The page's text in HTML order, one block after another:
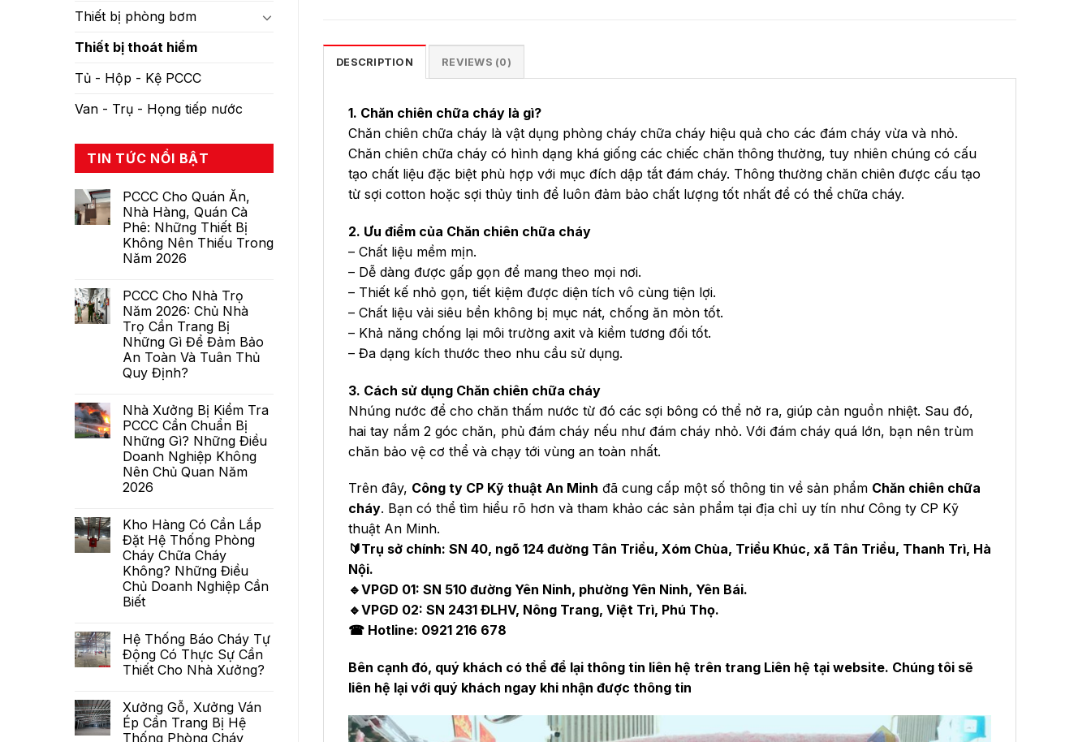
Thiết bị phòng bơm
Thiết bị thoát hiểm
Tủ - Hộp - Kệ PCCC
Van - Trụ - Họng tiếp nước
TIN TỨC NỔI BẬT
PCCC Cho Quán Ăn,
Nhà Hàng, Quán Cà
Phê: Những Thiết Bị
Không Nên Thiếu Trong
Năm 2026
PCCC Cho Nhà Trọ
Năm 2026: Chủ Nhà
Trọ Cần Trang Bị
Những Gì Để Đảm Bảo
An Toàn Và Tuân Thủ
Quy Định?
Nhà Xưởng Bị Kiểm Tra
PCCC Cần Chuẩn Bị
Những Gì? Những Điều
Doanh Nghiệp Không
Nên Chủ Quan Năm
2026
Kho Hàng Có Cần Lắp
Đặt Hệ Thống Phòng
Cháy Chữa Cháy
Không? Những Điều
Chủ Doanh Nghiệp Cần
Biết
Hệ Thống Báo Cháy Tự
Động Có Thực Sự Cần
Thiết Cho Nhà Xưởng?
Xưởng Gỗ, Xưởng Ván
Ép Cần Trang Bị Hệ
Thống Phòng Cháy
DESCRIPTION REVIEWS (0)
1. Chăn chiên chữa cháy là gì?
Chăn chiên chữa cháy là vật dụng phòng cháy chữa cháy hiệu quả cho các đám cháy vừa và nhỏ.
Chăn chiên chữa cháy có hình dạng khá giống các chiếc chăn thông thường, tuy nhiên chúng có cấu
tạo chất liệu đặc biệt phù hợp với mục đích dập tắt đám cháy. Thông thường chăn chiên được cấu tạo
từ sợi cotton hoặc sợi thủy tinh để luôn đảm bảo chất lượng tốt nhất để có thể chữa cháy.
2. Ưu điểm của Chăn chiên chữa cháy
– Chất liệu mềm mịn.
– Dễ dàng được gấp gọn để mang theo mọi nơi.
– Thiết kế nhỏ gọn, tiết kiệm được diện tích vô cùng tiện lợi.
– Chất liệu vải siêu bền không bị mục nát, chống ăn mòn tốt.
– Khả năng chống lại môi trường axit và kiềm tương đối tốt.
– Đa dạng kích thước theo nhu cầu sử dụng.
3. Cách sử dụng Chăn chiên chữa cháy
Nhúng nước để cho chăn thấm nước từ đó các sợi bông có thể nở ra, giúp cản nguồn nhiệt. Sau đó,
hai tay nắm 2 góc chăn, phủ đám cháy nếu như đám cháy nhỏ. Với đám cháy quá lớn, bạn nên trùm
chăn bảo vệ cơ thể và chạy tới vùng an toàn nhất.
Trên đây, Công ty CP Kỹ thuật An Minh đã cung cấp một số thông tin về sản phẩm Chăn chiên chữa
cháy. Bạn có thể tìm hiểu rõ hơn và tham khảo các sản phẩm tại địa chỉ uy tín như Công ty CP Kỹ
thuật An Minh.
🔰Trụ sở chính: SN 40, ngõ 124 đường Tân Triều, Xóm Chùa, Triều Khúc, xã Tân Triều, Thanh Trì, Hà
Nội.
🔹VPGD 01: SN 510 đường Yên Ninh, phường Yên Ninh, Yên Bái.
🔹VPGD 02: SN 2431 ĐLHV, Nông Trang, Việt Trì, Phú Thọ.
☎ Hotline: 0921 216 678
Bên cạnh đó, quý khách có thể để lại thông tin liên hệ trên trang Liên hệ tại website. Chúng tôi sẽ
liên hệ lại với quý khách ngay khi nhận được thông tin